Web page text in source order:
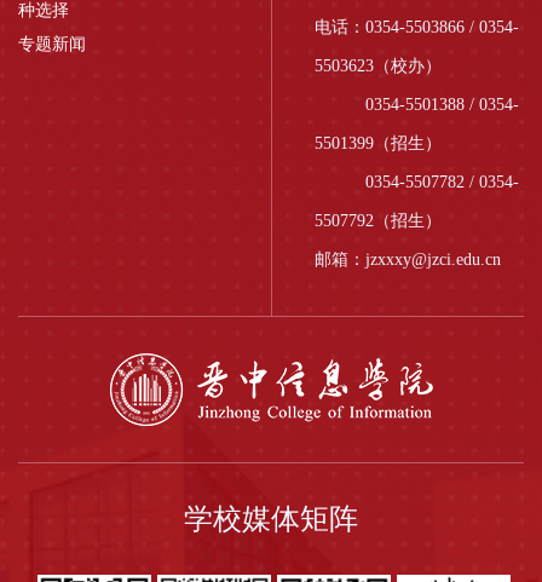
种选择
专题新闻
电话：0354-5503866 / 0354-
5503623（校办）
0354-5501388 / 0354-
5501399（招生）
0354-5507782 / 0354-
5507792（招生）
邮箱：jzxxxy@jzci.edu.cn
学校媒体矩阵